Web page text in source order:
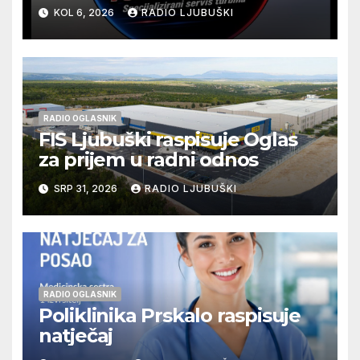
KOL 6, 2026 RADIO LJUBUŠKI
RADIO OGLASNIK
FIS Ljubuški raspisuje Oglas
za prijem u radni odnos
SRP 31, 2026 RADIO LJUBUŠKI
RADIO OGLASNIK
Poliklinika Prskalo raspisuje
natječaj